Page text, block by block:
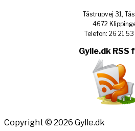
Tåstrupvej 31,
4672
Telefon: 26 21
Gylle.dk RSS
Copyright © 2026 Gylle.dk